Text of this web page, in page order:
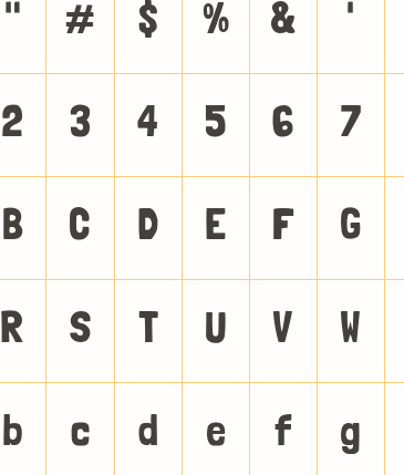
" # $ % & '
2 3 4 5 6 7
B C D E F G
R S T U V W
b c d e f g